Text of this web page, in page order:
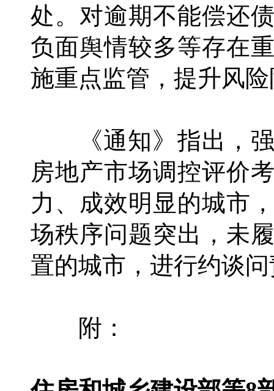
处。对逾期不能偿还
负面舆情较多等存在
施重点监管，提升风
《通知》指出，强
房地产市场调控评价
力、成效明显的城市
场秩序问题突出，未
置的城市，进行约谈
附：